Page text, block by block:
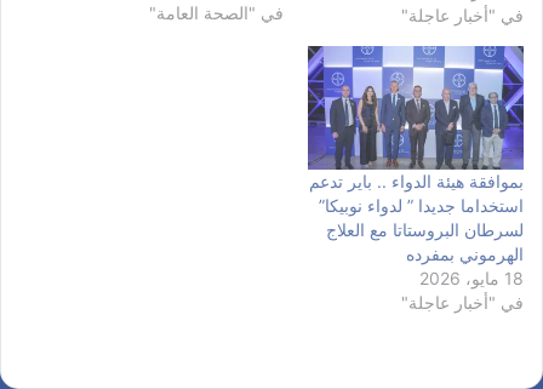
في "أخبار عاجلة"
في مصر وأفريقيا للحد من
في "الصحة العامة"
بموافقة ھیئة الدواء .. بایر تدعم
استخداما جدیدا ” لدواء نوبیكا”
لسرطان البروستاتا مع العلاج
الھرموني بمفرده
18 مايو، 2026
في "أخبار عاجلة"